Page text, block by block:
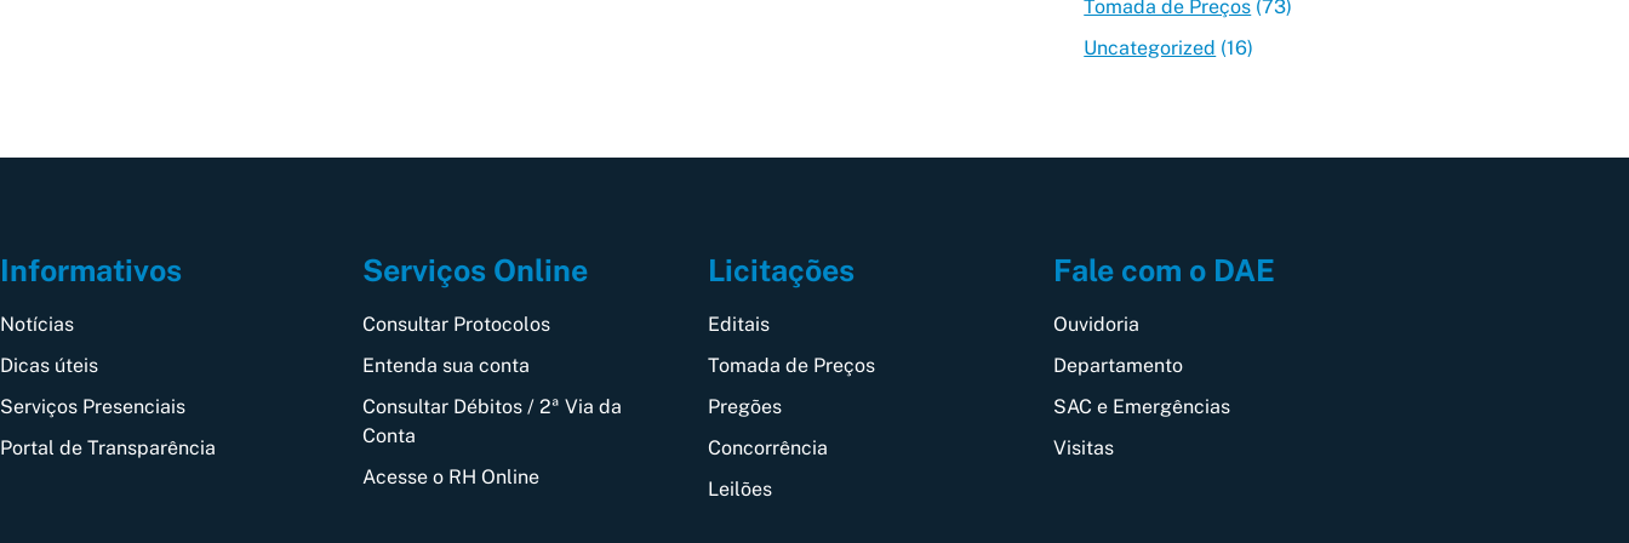
Tomada de Preços (73)
Uncategorized (16)
Informativos
Notícias
Dicas úteis
Serviços Presenciais
Portal de Transparência
Serviços Online
Consultar Protocolos
Entenda sua conta
Consultar Débitos / 2ª Via da
Conta
Acesse o RH Online
Licitações
Editais
Tomada de Preços
Pregões
Concorrência
Leilões
Fale com o DAE
Ouvidoria
Departamento
SAC e Emergências
Visitas